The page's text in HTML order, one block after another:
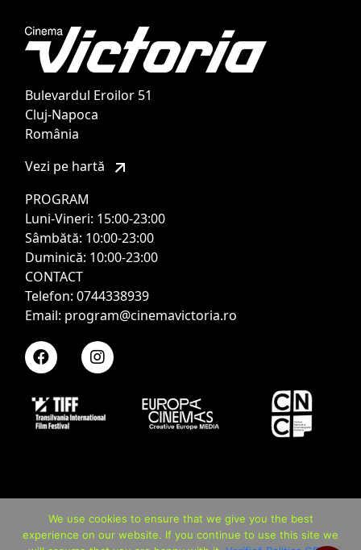
Bulevardul Eroilor 51
Cluj-Napoca
România
Vezi pe hartă
PROGRAM
Luni-Vineri: 15:00-23:00
Sâmbătă: 10:00-23:00
Duminică: 10:00-23:00
CONTACT
Telefon: 0744338939
Email: program@cinemavictoria.ro
We use cookies to ensure that we give you the best
experience on our website. If you continue to use this site we